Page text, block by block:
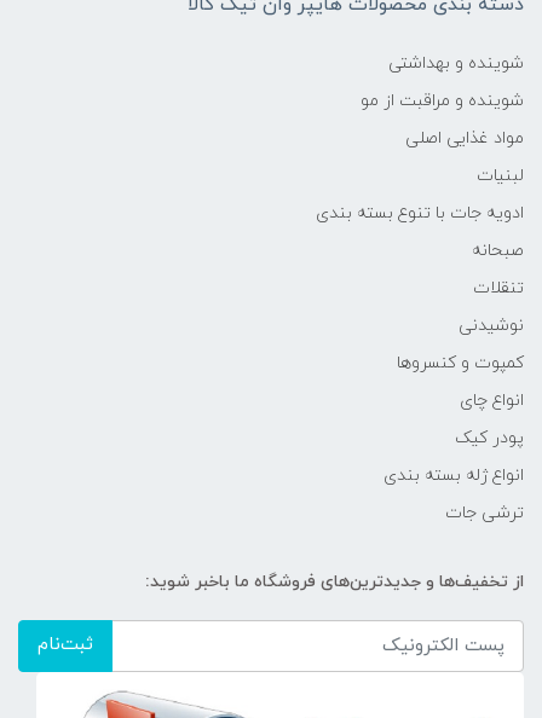
شوینده و بهداشتی
شوینده و مراقبت از مو
مواد غذایی اصلی
لبنیات
ادویه جات با تنوع بسته بندی
صبحانه
تنقلات
نوشیدنی
کمپوت و کنسروها
انواع چای
پودر کیک
انواع ژله بسته بندی
ترشی جات
از تخفیف‌ها و جدیدترین‌های فروشگاه ما باخبر شوید:
ثبت‌نام